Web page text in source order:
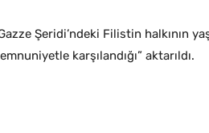
Şeridi’ndeki Filistin halkının
karşılandığı” aktarıldı.